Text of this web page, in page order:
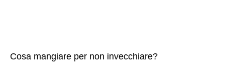
Cosa mangiare per non invecchiare?